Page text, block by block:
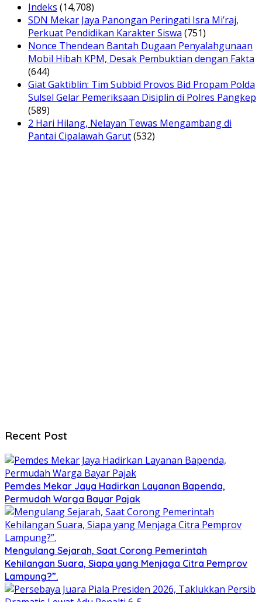
Indeks (14,708)
SDN Mekar Jaya Panongan Peringati Isra Mi’raj,
Perkuat Pendidikan Karakter Siswa (751)
Nonce Thendean Bantah Dugaan Penyalahgunaan
Mobil Hibah KPM, Desak Pembuktian dengan Fakta
(644)
Giat Gaktiblin: Tim Subbid Provos Bid Propam Polda
Sulsel Gelar Pemeriksaan Disiplin di Polres Pangkep
(589)
2 Hari Hilang, Nelayan Tewas Mengambang di
Pantai Cipalawah Garut(532)
Recent Post
Pemdes Mekar Jaya Hadirkan Layanan Bapenda,
Permudah Warga Bayar Pajak
Mengulang Sejarah, Saat Corong Pemerintah
Kehilangan Suara, Siapa yang Menjaga Citra Pemprov
Lampung?”.